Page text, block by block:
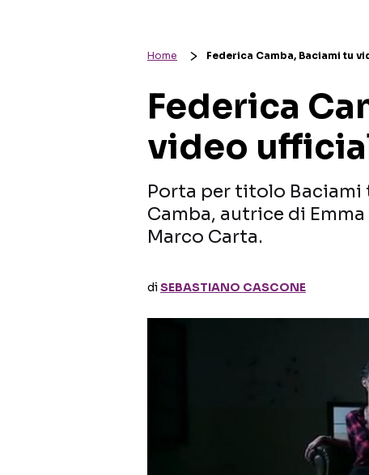
Home Federica Camba, Baciami tu
Federica
video
Porta per titolo Baciami
Camba, autrice di
Marco Carta.
diSEBASTIANO CASCONE